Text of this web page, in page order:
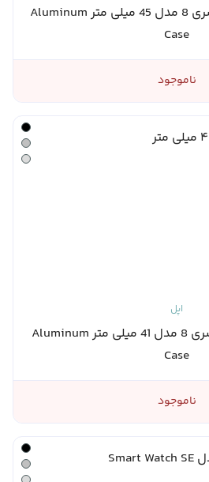
ساعت هوشمند اپل سری 8 مدل 45 میلی متر Aluminum
Case
ناموجود
اپل
ساعت هوشمند اپل سری 8 مدل 41 میلی متر Aluminum
Case
ناموجود